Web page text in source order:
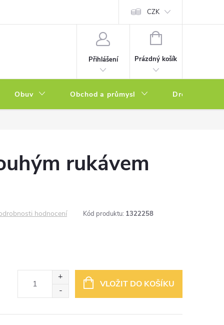
zboží Podmínky ochrany osobních údajů Soubory cookies
CZK
Přihlášení
NÁKUPNÍ
Prázdný košík
Obuv Obchod a průmysl Drogerie
rukávem
hodnocení Kód produktu: 1322258
VLOŽIT DO KOŠÍKU